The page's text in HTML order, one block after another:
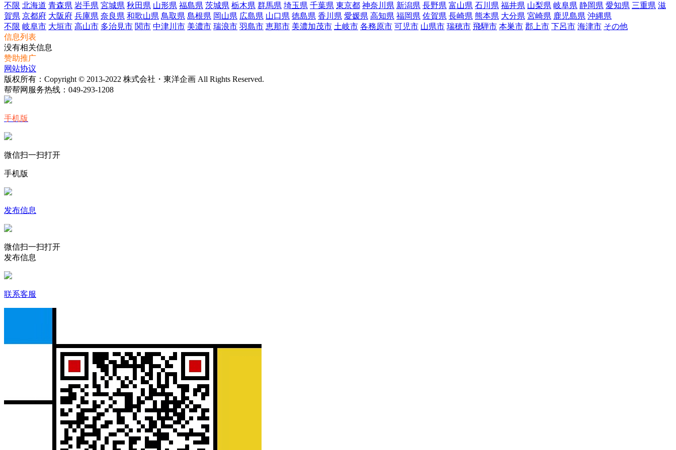
不限 北海道 青森県 岩手県 宮城県 秋田県 山形県 福島県 茨城県 栃木県 群馬県 埼玉県 千葉県 東京都 神奈川県 新潟県 長野県 富山県 石川県 福井県 山梨県 岐阜県 静岡県 愛知県 三重県 滋
賀県 京都府 大阪府 兵庫県 奈良県 和歌山県 鳥取県 島根県 岡山県 広島県 山口県 徳島県 香川県 愛媛県 高知県 福岡県 佐賀県 長崎県 熊本県 大分県 宮崎県 鹿児島県 沖縄県
不限 岐阜市 大垣市 高山市 多治見市 関市 中津川市 美濃市 瑞浪市 羽島市 恵那市 美濃加茂市 土岐市 各務原市 可児市 山県市 瑞穂市 飛騨市 本巣市 郡上市 下呂市 海津市 その他
信息列表
没有相关信息
赞助推广
网站协议
版权所有：Copyright © 2013-2022 株式会社・東洋企画 All Rights Reserved.
帮帮网服务热线： 049-293-1208
手机版
微信扫一扫打开
手机版
发布信息
微信扫一扫打开
发布信息
联系客服